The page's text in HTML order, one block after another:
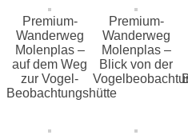
Premium-
Wanderweg
Molenplas –
auf dem Weg
zur Vogel-
Beobachtungshütte
Premium-
Wanderweg
Molenplas –
Blick von der